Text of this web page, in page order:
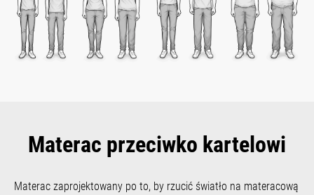
Materac przeciwko kartelowi
Materac zaprojektowany po to, by rzucić światło na materacową